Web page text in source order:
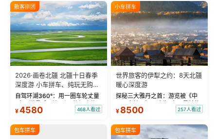
散客拼团
2026·画卷北疆 北疆十日春季
深度游 小车拼车、纯玩无购
物！
自驾环湖360°：用一圈车轮丈量
“大西洋最后一滴眼泪”的极致蔚
蓝。 赛湖旅拍：甄选多款风格服
绝美瞬间。 赛湖坦克300跟车视
频：专业摄影师...
¥4580 468人看过
小车拼车
世界旅客的伊犁之约：8天北疆
暖心深度游
探秘三大雅丹之首：游览被《中
国国家地理》评选为“中国最美的
三大雅丹”第一名的克拉玛依魔鬼
瓦人最大村落——禾木村，欣赏
晨雾与小木...
¥ 8500 257人看过
包车拼车 包车拼车